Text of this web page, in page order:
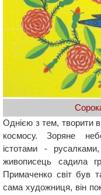
Однією з тем, творити
космосу. Зоряне
істотами -
живописець садила
Примаченко світ був
сама художниця, він